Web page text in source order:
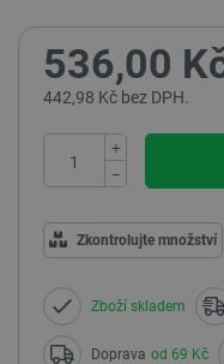
536,00
442,98 Kč bez DPH.
+
−
Zkontrolujte množství
Zboží skladem
Doprava od 69 Kč